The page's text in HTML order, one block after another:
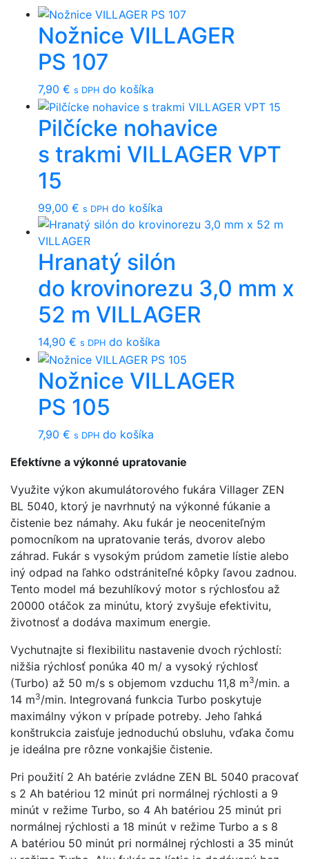
Nožnice VILLAGER
PS 107
7,90 € s DPH do košíka
Pilčícke nohavice
s trakmi VILLAGER VPT
15
99,00 € s DPH do košíka
Hranatý silón
do krovinorezu 3,0 mm x
52 m VILLAGER
14,90 € s DPH do košíka
Nožnice VILLAGER
PS 105
7,90 € s DPH do košíka
Efektívne a výkonné upratovanie
Využite výkon akumulátorového fukára Villager ZEN
BL 5040, ktorý je navrhnutý na výkonné fúkanie a
čistenie bez námahy. Aku fukár je neoceniteľným
pomocníkom na upratovanie terás, dvorov alebo
záhrad. Fukár s vysokým prúdom zametie lístie alebo
iný odpad na ľahko odstrániteľné kôpky ľavou zadnou.
Tento model má bezuhlíkový motor s rýchlosťou až
20000 otáčok za minútu, ktorý zvyšuje efektivitu,
životnosť a dodáva maximum energie.
Vychutnajte si flexibilitu nastavenie dvoch rýchlostí:
nižšia rýchlosť ponúka 40 m/ a vysoký rýchlosť
(Turbo) až 50 m/s s objemom vzduchu 11,8 m3/min. a
14 m3/min. Integrovaná funkcia Turbo poskytuje
maximálny výkon v prípade potreby. Jeho ľahká
konštrukcia zaisťuje jednoduchú obsluhu, vďaka čomu
je ideálna pre rôzne vonkajšie čistenie.
Pri použití 2 Ah batérie zvládne ZEN BL 5040 pracovať
s 2 Ah batériou 12 minút pri normálnej rýchlosti a 9
minút v režime Turbo, so 4 Ah batériou 25 minút pri
normálnej rýchlosti a 18 minút v režime Turbo a s 8
A batériou 50 minút pri normálnej rýchlosti a 35 minút